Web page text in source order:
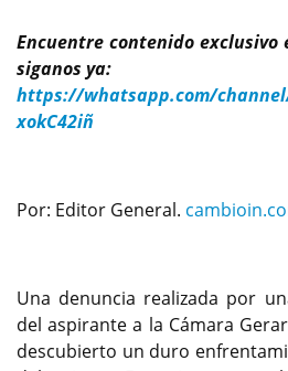
Encuentre contenido exclusivo
siganos ya:
https://whatsapp.com/channel/
xokC42iñ
Por: Editor General.
Una denuncia realizada por
del aspirante a la Cámara
descubierto un duro